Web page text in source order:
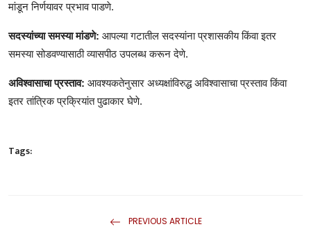
मांडून निर्णयावर प्रभाव पाडणे.
सदस्यांच्या समस्या मांडणे: आपल्या गटातील सदस्यांना प्रशासकीय किंवा इतर
समस्या सोडवण्यासाठी व्यासपीठ उपलब्ध करून देणे.
अविश्वासाचा प्रस्ताव: आवश्यकतेनुसार अध्यक्षांविरुद्ध अविश्वासाचा प्रस्ताव किंवा
इतर तांत्रिक प्रक्रियांत पुढाकार घेणे.
Tags:
PREVIOUS ARTICLE